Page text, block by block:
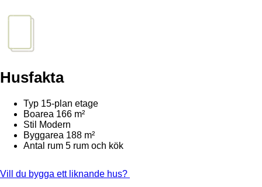
Husfakta
Typ 15-plan etage
Boarea 166 m²
Stil
Modern
Byggarea 188 m²
Antal rum 5 rum och kök
Vill du bygga ett liknande hus?